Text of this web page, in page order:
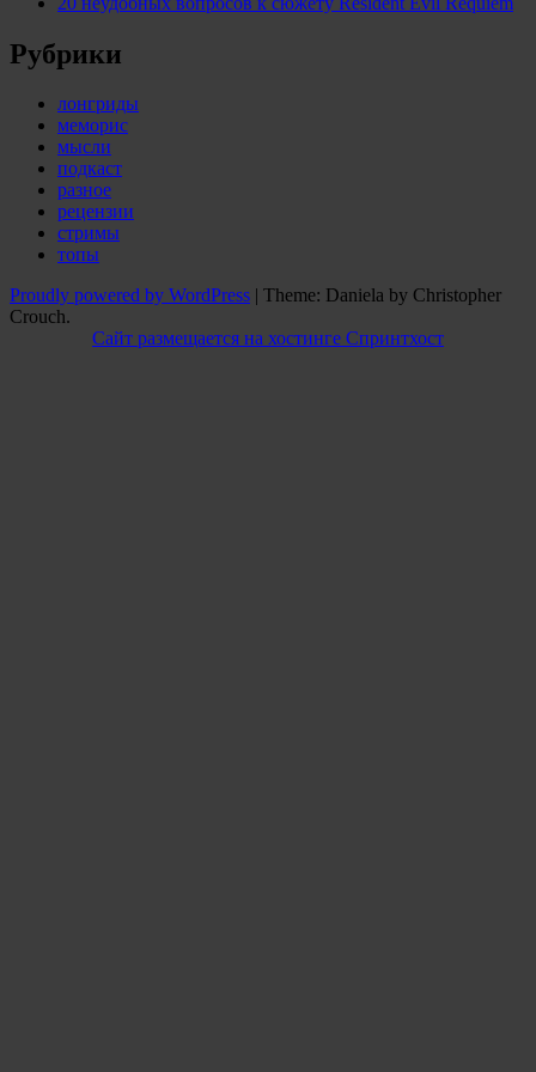
Рубрики
лонгриды
меморис
мысли
подкаст
разное
рецензии
стримы
топы
Proudly powered by WordPress | Theme: Daniela by Christopher
Crouch.
Сайт размещается на хостинге Спринтхост